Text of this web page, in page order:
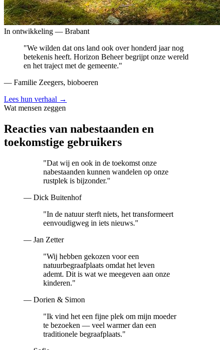
In ontwikkeling — Brabant
"We wilden dat ons land ook over honderd jaar nog
betekenis heeft. Horizon Beheer begrijpt onze wereld
en het traject met de gemeente."
— Familie Zeegers, bioboeren
Lees hun verhaal →
Wat mensen zeggen
Reacties van nabestaanden en
toekomstige gebruikers
"Dat wij en ook in de toekomst onze
nabestaanden kunnen wandelen op onze
rustplek is bijzonder."
— Dick Buitenhof
"In de natuur sterft niets, het transformeert
eenvoudigweg in iets nieuws."
— Jan Zetter
"Wij hebben gekozen voor een
natuurbegraafplaats omdat het leven
ademt. Dit is wat we meegeven aan onze
kinderen."
— Dorien & Simon
"Ik vind het een fijne plek om mijn moeder
te bezoeken — veel warmer dan een
traditionele begraafplaats."